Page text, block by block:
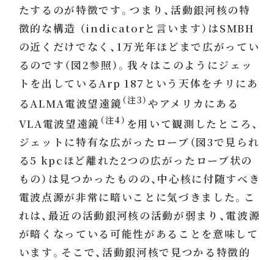
たするのが特徴です。つまり、活動銀河核の特
徴的な構造 （indicatorと言います）はSMBH
の近くだけでなく、1万光年ほどまで広がってい
るのです（図2参照）。我々はこのようにジェッ
トを出しているArp 187という天体をチリにあ
るALMA電波望遠鏡 （注3） やアメリカにある
VLA電波望遠鏡 （注4） を用いて観測したところ、
ジェットに特有な広がったローブ（図3で見られ
る5 kpcほど離れた2つの広がったローブ状の
もの）は見つかったものの、中心核に付随すべき
電波点源が非常に暗いことに気づきました。こ
れは、最近の活動銀河核の活動が弱まり、電波源
が暗くなっている可能性があることを意味して
います。そこで、活動銀河核で見つかる特徴的